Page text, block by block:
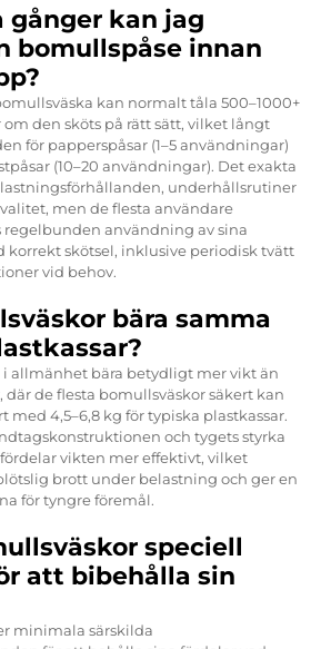
gånger kan jag
bomullspåse innan
kan normalt tåla 500–1000+
den sköts på rätt sätt, vilket långt
för papperspåsar (1–5 användningar)
(10–20 användningar). Det exakta
underhållsrutiner
men de flesta användare
regelbunden användning av sina
korrekt skötsel, inklusive periodisk tvätt
vid behov.
bära samma
i allmänhet bära betydligt mer vikt än
där de flesta bomullsväskor säkert kan
med 4,5–6,8 kg för typiska plastkassar.
och tygets styrka
vikten mer effektivt, vilket
brott under belastning och ger en
för tyngre föremål.
speciell
att bibehålla sin
minimala särskilda